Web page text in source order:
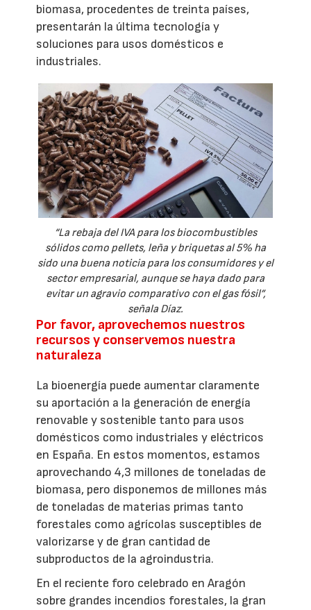
biomasa, procedentes de treinta países,
presentarán la última tecnología y
soluciones para usos domésticos e
industriales.
“La rebaja del IVA para los biocombustibles
sólidos como pellets, leña y briquetas al 5% ha
sido una buena noticia para los consumidores y el
sector empresarial, aunque se haya dado para
evitar un agravio comparativo con el gas fósil”,
señala Díaz.
Por favor, aprovechemos nuestros
recursos y conservemos nuestra
naturaleza
La bioenergía puede aumentar claramente
su aportación a la generación de energía
renovable y sostenible tanto para usos
domésticos como industriales y eléctricos
en España. En estos momentos, estamos
aprovechando 4,3 millones de toneladas de
biomasa, pero disponemos de millones más
de toneladas de materias primas tanto
forestales como agrícolas susceptibles de
valorizarse y de gran cantidad de
subproductos de la agroindustria.
En el reciente foro celebrado en Aragón
sobre grandes incendios forestales, la gran